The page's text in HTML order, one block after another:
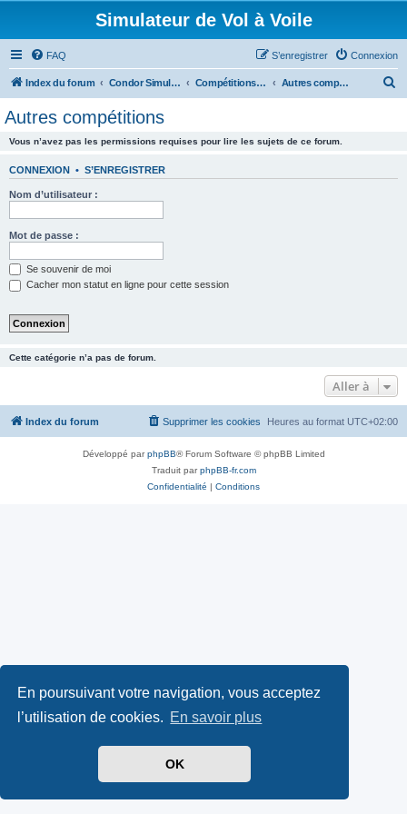
En poursuivant votre navigation, vous acceptez
l’utilisation de cookies. En savoir plus
OK
Simulateur de Vol à Voile
FAQ Connexion
S’enregistrer
Index du forum Condor Simulateur de Vol à Voile Compétitions Condor Autres compétitions
Autres compétitions
Vous n’avez pas les permissions requises pour lire les sujets de ce forum.
CONNEXION • S’ENREGISTRER
Nom d’utilisateur :
Mot de passe :
Se souvenir de moi
Cacher mon statut en ligne pour cette session
Cette catégorie n’a pas de forum.
Aller à
Index du forum Heures au format UTC+02:00
Supprimer les cookies
Développé parphpBB® Forum Software © phpBB Limited
Traduit parphpBB-fr.com
Confidentialité | Conditions